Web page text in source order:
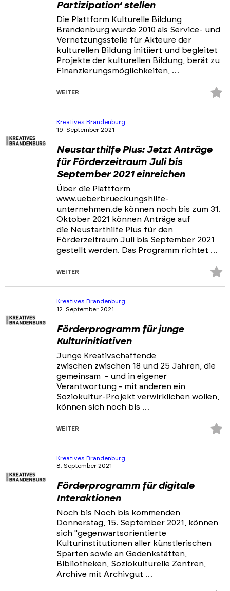
Partizipation‘ stellen
Die Plattform Kulturelle Bildung
Brandenburg wurde 2010 als Service- und
Vernetzungsstelle für Akteure der
kulturellen Bildung initiiert und begleitet
Projekte der kulturellen Bildung, berät zu
Finanzierungsmöglichkeiten, …
WEITER
Kreatives Brandenburg
19. September 2021
Neustarthilfe Plus: Jetzt Anträge
für Förderzeitraum Juli bis
September 2021 einreichen
Über die Plattform
www.ueberbrueckungshilfe-
unternehmen.de können noch bis zum 31.
Oktober 2021 können Anträge auf
die Neustarthilfe Plus für den
Förderzeitraum Juli bis September 2021
gestellt werden. Das Programm richtet …
WEITER
Kreatives Brandenburg
12. September 2021
Förderprogramm für junge
Kulturinitiativen
Junge Kreativschaffende
zwischen zwischen 18 und 25 Jahren, die
gemeinsam - und in eigener
Verantwortung - mit anderen ein
Soziokultur-Projekt verwirklichen wollen,
können sich noch bis …
WEITER
Kreatives Brandenburg
8. September 2021
Förderprogramm für digitale
Interaktionen
Noch bis Noch bis kommenden
Donnerstag, 15. September 2021, können
sich "gegenwartsorientierte
Kulturinstitutionen aller künstlerischen
Sparten sowie an Gedenkstätten,
Bibliotheken, Soziokulturelle Zentren,
Archive mit Archivgut …